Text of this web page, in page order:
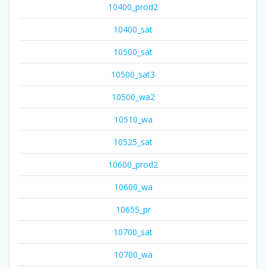
10400_prod2
10400_sat
10500_sat
10500_sat3
10500_wa2
10510_wa
10525_sat
10600_prod2
10600_wa
10655_pr
10700_sat
10700_wa